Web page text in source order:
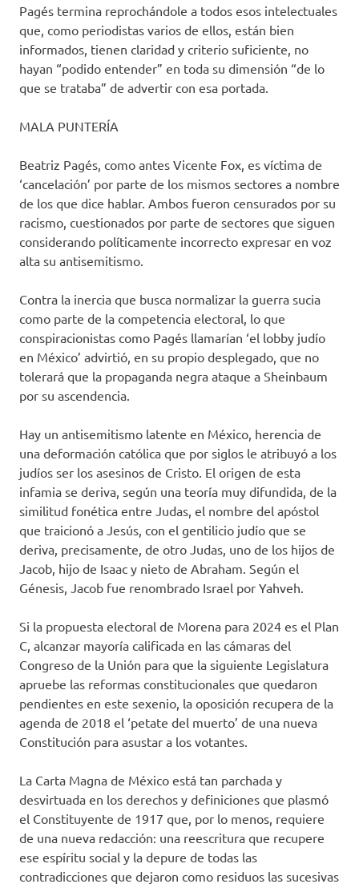
Pagés termina reprochándole a todos esos intelectuales
que, como periodistas varios de ellos, están bien
informados, tienen claridad y criterio suficiente, no
hayan “podido entender” en toda su dimensión “de lo
que se trataba” de advertir con esa portada.
MALA PUNTERÍA
Beatriz Pagés, como antes Vicente Fox, es víctima de
‘cancelación’ por parte de los mismos sectores a nombre
de los que dice hablar. Ambos fueron censurados por su
racismo, cuestionados por parte de sectores que siguen
considerando políticamente incorrecto expresar en voz
alta su antisemitismo.
Contra la inercia que busca normalizar la guerra sucia
como parte de la competencia electoral, lo que
conspiracionistas como Pagés llamarían ‘el lobby judío
en México’ advirtió, en su propio desplegado, que no
tolerará que la propaganda negra ataque a Sheinbaum
por su ascendencia.
Hay un antisemitismo latente en México, herencia de
una deformación católica que por siglos le atribuyó a los
judíos ser los asesinos de Cristo. El origen de esta
infamia se deriva, según una teoría muy difundida, de la
similitud fonética entre Judas, el nombre del apóstol
que traicionó a Jesús, con el gentilicio judío que se
deriva, precisamente, de otro Judas, uno de los hijos de
Jacob, hijo de Isaac y nieto de Abraham. Según el
Génesis, Jacob fue renombrado Israel por Yahveh.
Si la propuesta electoral de Morena para 2024 es el Plan
C, alcanzar mayoría calificada en las cámaras del
Congreso de la Unión para que la siguiente Legislatura
apruebe las reformas constitucionales que quedaron
pendientes en este sexenio, la oposición recupera de la
agenda de 2018 el ‘petate del muerto’ de una nueva
Constitución para asustar a los votantes.
La Carta Magna de México está tan parchada y
desvirtuada en los derechos y definiciones que plasmó
el Constituyente de 1917 que, por lo menos, requiere
de una nueva redacción: una reescritura que recupere
ese espíritu social y la depure de todas las
contradicciones que dejaron como residuos las sucesivas